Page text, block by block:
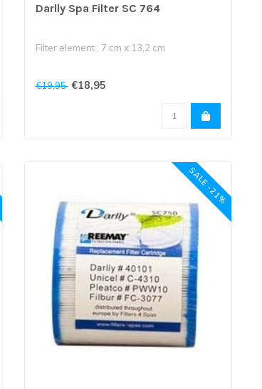
Darlly Spa Filter SC 764
Filter element : 7 cm x 13,2 cm
Bovenkant is 3 cm opening onderkant is 3
cm ..
€19,95 €18,95
SALE -21%